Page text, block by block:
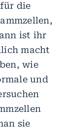
die
ist ihr
macht
wie
und
sie